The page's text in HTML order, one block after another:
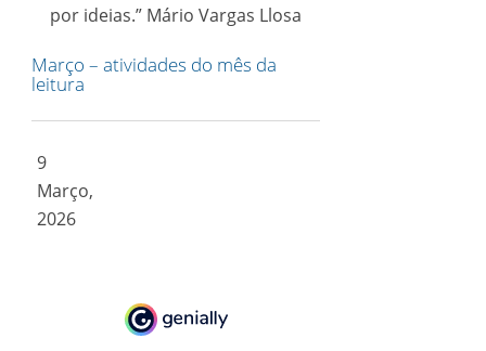
por ideias.” Mário Vargas Llosa
Março – atividades do mês da
leitura
9
Março,
2026